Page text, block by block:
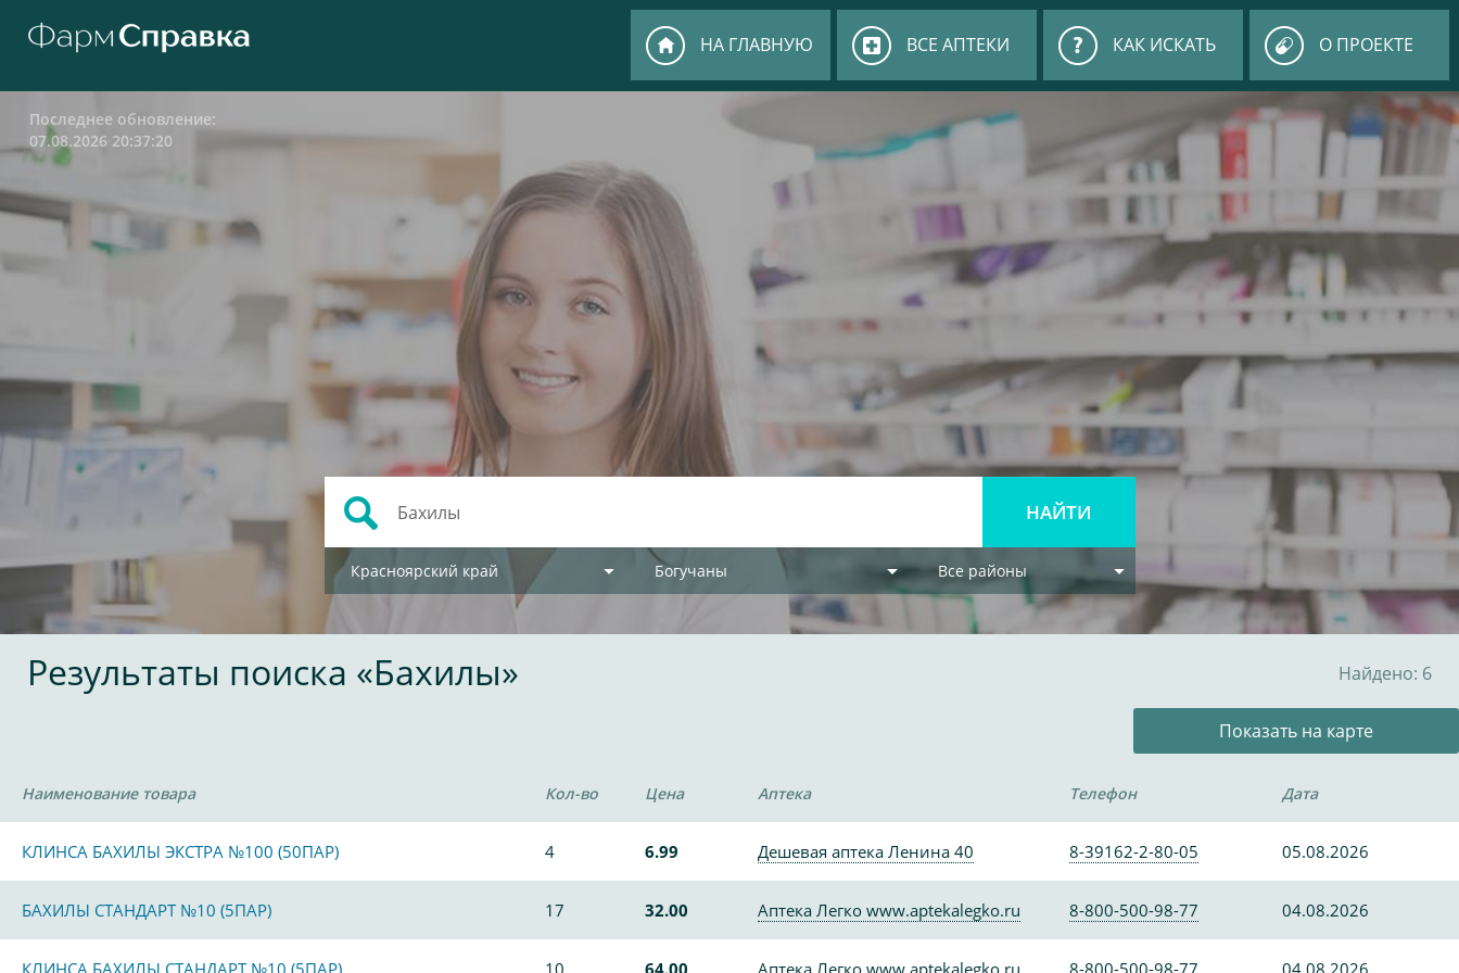
НА ГЛАВНУЮ ВСЕ АПТЕКИ КАК ИСКАТЬ О ПРОЕКТЕ
Последнее обновление:
07.08.2026 20:37:20
Красноярский край Богучаны Все районы
Результаты поиска «Бахилы» Найдено: 6
Показать на карте
Наименование товара Кол-во Цена Аптека Телефон Дата
КЛИНСА БАХИЛЫ ЭКСТРА №100 (50ПАР) 4 6.99 Дешевая аптека Ленина 40 8-39162-2-80-05 05.08.2026
БАХИЛЫ СТАНДАРТ №10 (5ПАР) 17 32.00 Аптека Легко www.aptekalegko.ru 8-800-500-98-77 04.08.2026
КЛИНСА БАХИЛЫ СТАНДАРТ №10 (5ПАР) 10 64.00 Аптека Легко www.aptekalegko.ru 8-800-500-98-77 04.08.2026